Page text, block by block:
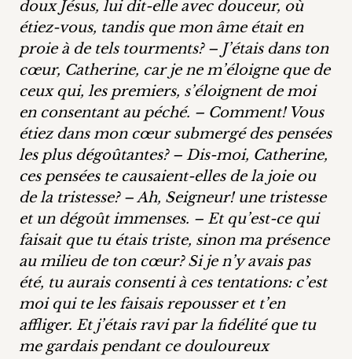
doux Jésus, lui dit-elle avec douceur, où
étiez-vous, tandis que mon âme était en
proie à de tels tourments? – J’étais dans ton
cœur, Catherine, car je ne m’éloigne que de
ceux qui, les premiers, s’éloignent de moi
en consentant au péché. – Comment! Vous
étiez dans mon cœur submergé des pensées
les plus dégoûtantes? – Dis-moi, Catherine,
ces pensées te causaient-elles de la joie ou
de la tristesse? – Ah, Seigneur! une tristesse
et un dégoût immenses. – Et qu’est-ce qui
faisait que tu étais triste, sinon ma présence
au milieu de ton cœur? Si je n’y avais pas
été, tu aurais consenti à ces tentations: c’est
moi qui te les faisais repousser et t’en
affliger. Et j’étais ravi par la fidélité que tu
me gardais pendant ce douloureux